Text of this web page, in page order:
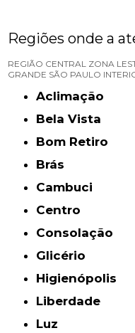
Regiões onde a
REGIÃO CENTRAL ZONA
GRANDE SÃO PAULO
Aclimação
Bela Vista
Bom Retiro
Brás
Cambuci
Centro
Consolação
Glicério
Higienópolis
Liberdade
Luz